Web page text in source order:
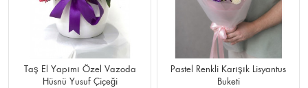
Taş El Yapımı Özel Vazoda
Hüsnü Yusuf Çiçeği
Pastel Renkli Karışık Lisyantus
Buketi